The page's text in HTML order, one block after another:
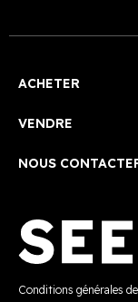
ACHETER
VENDRE
NOUS
Conditions générales